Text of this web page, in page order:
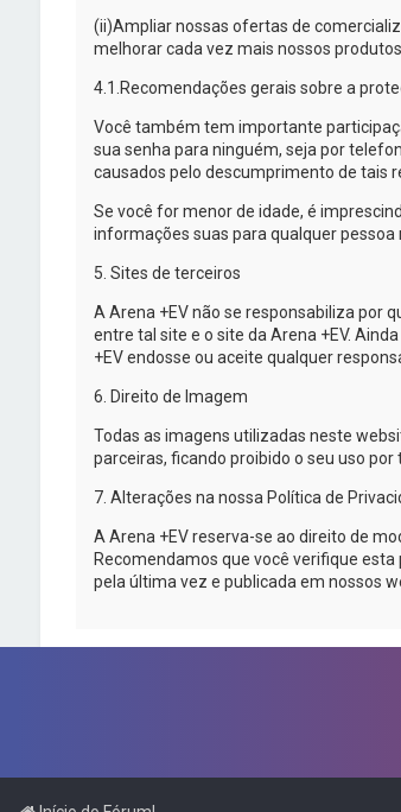
(ii)Ampliar nossas ofertas de
melhorar cada vez mais nossos produtos
4.1. Recomendações gerais sobre a
Você também tem importante
sua senha para ninguém, seja por
causados pelo descumprimento de tais
Se você for menor de idade, é
informações suas para qualquer pessoa
5. Sites de terceiros
A Arena +EVnão se responsabiliza por
entre tal site e o site da Arena +EV.
+EVendosse ou aceite qualquer
6. Direito de Imagem
Todas as imagens utilizadas neste
parceiras, ficando proibido o seu uso
7. Alterações na nossa Política de
A Arena +EVreserva-se ao direito de
Recomendamos que você verifique
pela última vez e publicada em nossos